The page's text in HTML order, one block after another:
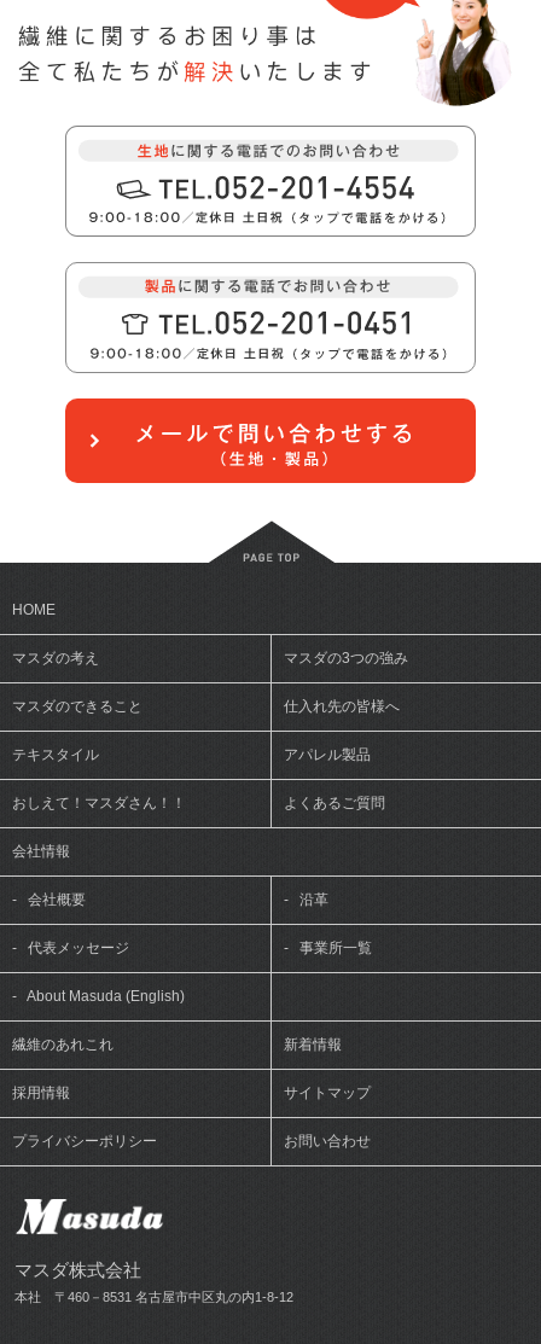
HOME
マスダの考え マスダの3つの強み
マスダのできること 仕入れ先の皆様へ
テキスタイル アパレル製品
おしえて！マスダさん！！ よくあるご質問
会社情報
- 会社概要 - 沿革
- 代表メッセージ - 事業所一覧
- About Masuda (English)
繊維のあれこれ 新着情報
採用情報 サイトマップ
プライバシーポリシー お問い合わせ
マスダ株式会社
本社 〒460－8531 名古屋市中区丸の内1-8-12